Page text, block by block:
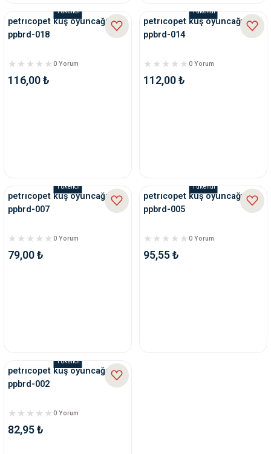
Tükendi
petrıcopet kuş oyuncağı
ppbrd-018
0 Yorum
116,00 ₺
Tükendi
petrıcopet kuş oyuncağı
ppbrd-014
0 Yorum
112,00 ₺
Tükendi
petrıcopet kuş oyuncağı
ppbrd-007
0 Yorum
79,00 ₺
Tükendi
petrıcopet kuş oyuncağı
ppbrd-005
0 Yorum
95,55 ₺
Tükendi
petrıcopet kuş oyuncağı
ppbrd-002
0 Yorum
82,95 ₺